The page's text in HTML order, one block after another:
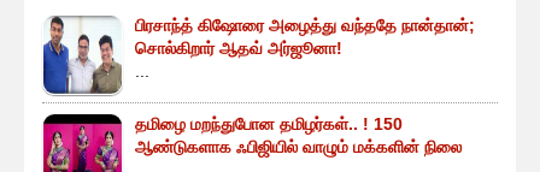
பிரசாந்த் கிஷோரை அழைத்து வந்ததே நான்தான்;
சொல்கிறார் ஆதவ் அர்ஜூனா!
தமிழை மறந்துபோன தமிழர்கள்.. ! 150
ஆண்டுகளாக ஃபிஜியில் வாழும் மக்களின் நிலை